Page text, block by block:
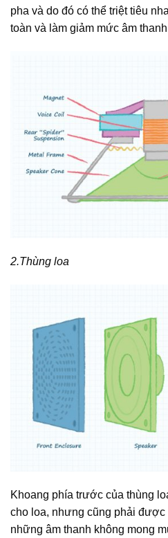
pha và do đó có thể triệt tiêu
toàn và làm giảm mức âm
2.Thùng loa
Khoang phía trước của thùng
cho loa, nhưng cũng phải được
những âm thanh không mong